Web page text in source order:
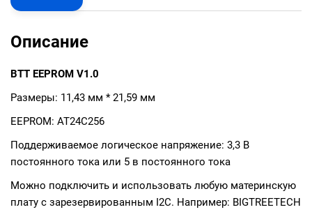
Описание
BTT EEPROM V1.0
Размеры: 11,43 мм * 21,59 мм
EEPROM: AT24C256
Поддерживаемое логическое напряжение: 3,3 В
постоянного тока или 5 в постоянного тока
Можно подключить и использовать любую материнскую
плату с зарезервированным I2C. Например: BIGTREETECH